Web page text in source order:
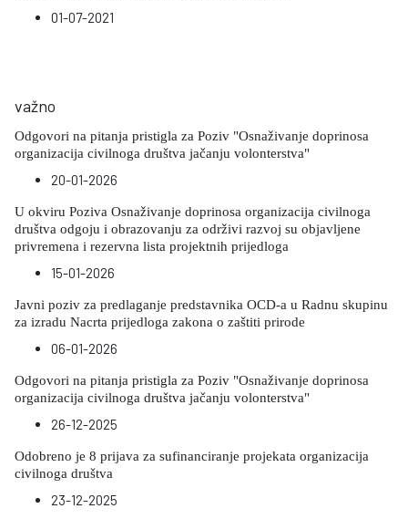
01-07-2021
važno
Odgovori na pitanja pristigla za Poziv "Osnaživanje doprinosa
organizacija civilnoga društva jačanju volonterstva"
20-01-2026
U okviru Poziva Osnaživanje doprinosa organizacija civilnoga
društva odgoju i obrazovanju za održivi razvoj su objavljene
privremena i rezervna lista projektnih prijedloga
15-01-2026
Javni poziv za predlaganje predstavnika OCD-a u Radnu skupinu
za izradu Nacrta prijedloga zakona o zaštiti prirode
06-01-2026
Odgovori na pitanja pristigla za Poziv "Osnaživanje doprinosa
organizacija civilnoga društva jačanju volonterstva"
26-12-2025
Odobreno je 8 prijava za sufinanciranje projekata organizacija
civilnoga društva
23-12-2025